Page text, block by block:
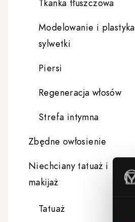
Tkanka tłuszczowa
Modelowanie i plastyka
sylwetki
Piersi
Regeneracja włosów
Strefa intymna
Zbędne owłosienie
Niechciany tatuaż i
makijaż
Tatuaż